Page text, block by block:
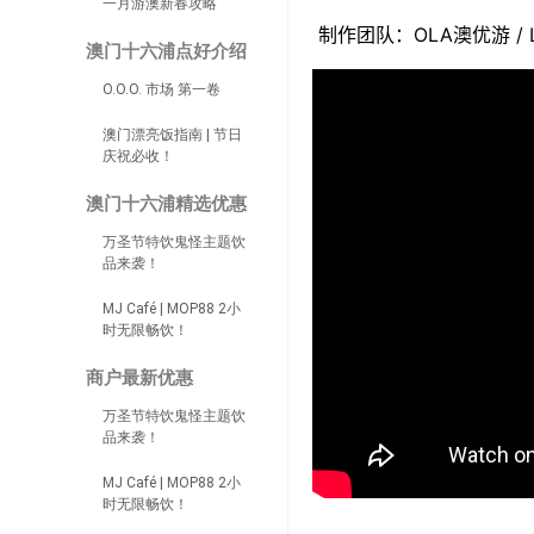
一月游澳新春攻略
澳门十六浦点好介绍
O.O.O. 市场 第一卷
澳门漂亮饭指南 | 节日
庆祝必收！
澳门十六浦精选优惠
万圣节特饮鬼怪主题饮
品来袭！
MJ Café | MOP88 2小
时无限畅饮！
商户最新优惠
万圣节特饮鬼怪主题饮
品来袭！
MJ Café | MOP88 2小
时无限畅饮！
制作团队： OLA澳优游 /